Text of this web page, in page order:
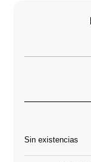
Sin existencias